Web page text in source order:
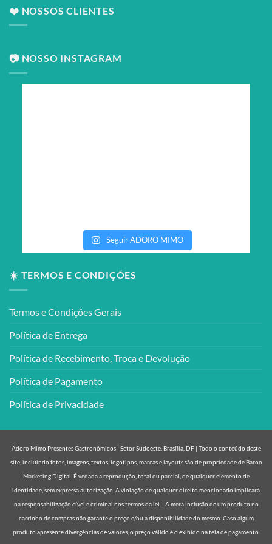
❤️ NOSSOS CLIENTES
📷 NOSSO INSTAGRAM
Seguir ADORO MIMO
☀️ TERMOS E CONDIÇÕES
Termos e Condições Gerais
Política de Entrega
Política de Recebimento, Troca e Devolução
Política de Pagamento
Política de Privacidade
Adoro Mimo Presentes Gastronômicos | Setor Sudoeste, Brasília, DF | Todo o conteúdo deste
site, incluindo fotos, imagens, textos, logotipos, marcas e layouts são de propriedade de Baroo
Marketing Digital. É vedada a reprodução, total ou parcial, de qualquer elemento de
identidade, sem expressa autorização. A violação de qualquer direito mencionado implicará
na responsabilização cível e criminal nos termos da lei. | A mera inclusão de um produto no
carrinho de compras não garante o preço e/ou a disponibilidade do mesmo. Caso algum
produto apresente divergências de valores, o preço válido é o exibido na tela de pagamento.